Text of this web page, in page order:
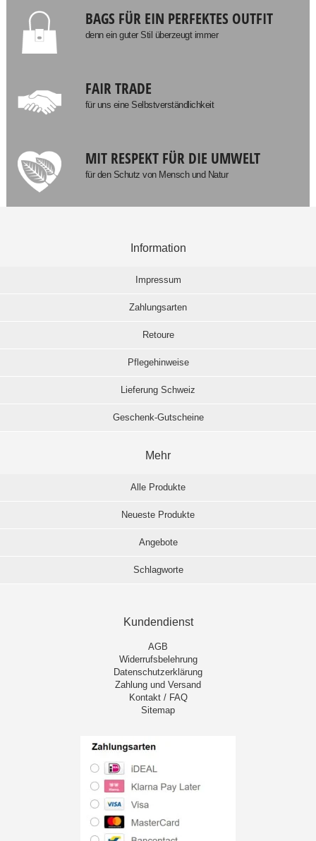
BAGS FÜR EIN PERFEKTES OUTFIT
denn ein guter Stil überzeugt immer
FAIR TRADE
für uns eine Selbstverständlichkeit
MIT RESPEKT FÜR DIE UMWELT
für den Schutz von Mensch und Natur
Information
Impressum
Zahlungsarten
Retoure
Pflegehinweise
Lieferung Schweiz
Geschenk-Gutscheine
Mehr
Alle Produkte
Neueste Produkte
Angebote
Schlagworte
Kundendienst
AGB
Widerrufsbelehrung
Datenschutzerklärung
Zahlung und Versand
Kontakt / FAQ
Sitemap